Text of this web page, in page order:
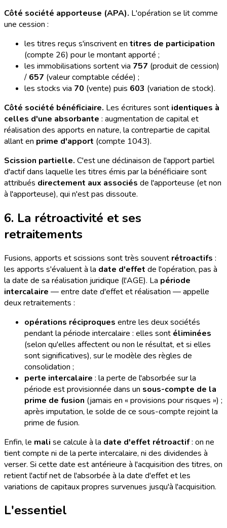
Côté société apporteuse (APA). L'opération se lit comme
une cession :
les titres reçus s'inscrivent en titres de participation
(compte 26) pour le montant apporté ;
les immobilisations sortent via 757 (produit de cession)
/ 657 (valeur comptable cédée) ;
les stocks via 70 (vente) puis 603 (variation de stock).
Côté société bénéficiaire. Les écritures sont identiques à
celles d'une absorbante : augmentation de capital et
réalisation des apports en nature, la contrepartie de capital
allant en prime d'apport (compte 1043).
Scission partielle. C'est une déclinaison de l'apport partiel
d'actif dans laquelle les titres émis par la bénéficiaire sont
attribués directement aux associés de l'apporteuse (et non
à l'apporteuse), qui n'est pas dissoute.
6. La rétroactivité et ses
retraitements
Fusions, apports et scissions sont très souvent rétroactifs :
les apports s'évaluent à la date d'effet de l'opération, pas à
la date de sa réalisation juridique (l'AGE). La période
intercalaire — entre date d'effet et réalisation — appelle
deux retraitements :
opérations réciproques entre les deux sociétés
pendant la période intercalaire : elles sont éliminées
(selon qu'elles affectent ou non le résultat, et si elles
sont significatives), sur le modèle des règles de
consolidation ;
perte intercalaire : la perte de l'absorbée sur la
période est provisionnée dans un sous-compte de la
prime de fusion (jamais en « provisions pour risques ») ;
après imputation, le solde de ce sous-compte rejoint la
prime de fusion.
Enfin, le mali se calcule à la date d'effet rétroactif: on ne
tient compte ni de la perte intercalaire, ni des dividendes à
verser. Si cette date est antérieure à l'acquisition des titres, on
retient l'actif net de l'absorbée à la date d'effet et les
variations de capitaux propres survenues jusqu'à l'acquisition.
L'essentiel